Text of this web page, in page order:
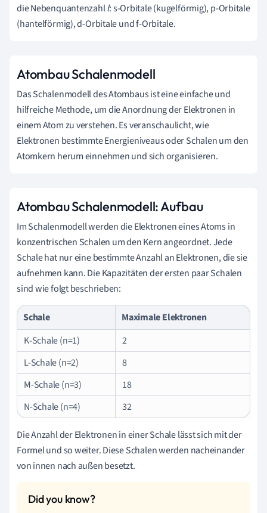
die Nebenquantenzahll: s-Orbitale (kugelförmig), p-Orbitale
(hantelförmig), d-Orbitale und f-Orbitale.
Atombau Schalenmodell
Das Schalenmodell des Atombaus ist eine einfache und
hilfreiche Methode, um die Anordnung der Elektronen in
einem Atom zu verstehen. Es veranschaulicht, wie
Elektronen bestimmte Energieniveaus oder Schalen um den
Atomkern herum einnehmen und sich organisieren.
Atombau Schalenmodell: Aufbau
Im Schalenmodell werden die Elektronen eines Atoms in
konzentrischen Schalen um den Kern angeordnet. Jede
Schale hat nur eine bestimmte Anzahl an Elektronen, die sie
aufnehmen kann. Die Kapazitäten der ersten paar Schalen
sind wie folgt beschrieben:
Schale
Maximale Elektronen
K-Schale (n=1)
2
L-Schale (n=2)
8
M-Schale (n=3)
18
N-Schale (n=4)
32
Die Anzahl der Elektronen in einer Schale lässt sich mit der
Formel und so weiter. Diese Schalen werden nacheinander
von innen nach außen besetzt.